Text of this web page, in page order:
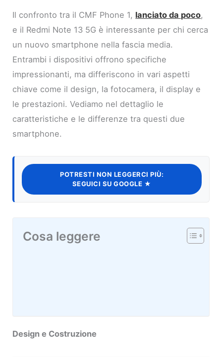
Il confronto tra il CMF Phone 1, lanciato da poco,
e il Redmi Note 13 5G è interessante per chi cerca
un nuovo smartphone nella fascia media.
Entrambi i dispositivi offrono specifiche
impressionanti, ma differiscono in vari aspetti
chiave come il design, la fotocamera, il display e
le prestazioni. Vediamo nel dettaglio le
caratteristiche e le differenze tra questi due
smartphone.
POTRESTI NON LEGGERCI PIÙ:
SEGUICI SU GOOGLE ★
Cosa leggere
Design e Costruzione